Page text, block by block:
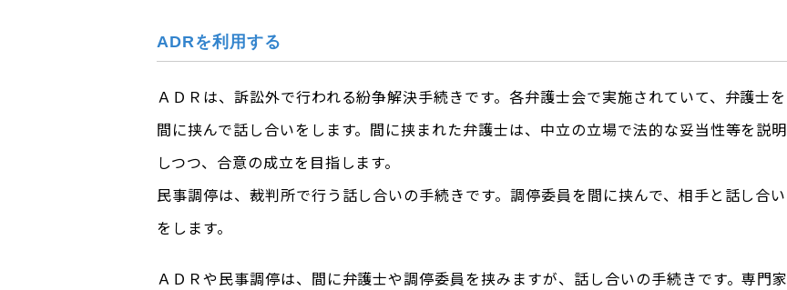
ADRを利用する
ＡＤＲは、訴訟外で行われる紛争解決手続きです。各弁護士会で実施されていて、弁護士を
間に挟んで話し合いをします。間に挟まれた弁護士は、中立の立場で法的な妥当性等を説明
しつつ、合意の成立を目指します。
民事調停は、裁判所で行う話し合いの手続きです。調停委員を間に挟んで、相手と話し合い
をします。
ＡＤＲや民事調停は、間に弁護士や調停委員を挟みますが、話し合いの手続きです。専門家